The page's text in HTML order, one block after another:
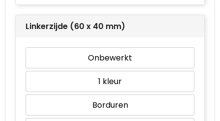
Linkerzijde (60 x 40 mm)
Onbewerkt
1
Borduren